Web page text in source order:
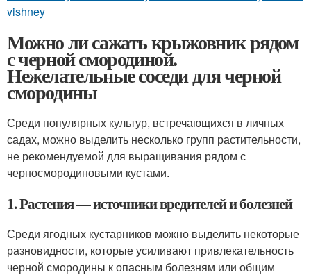
vishney
Можно ли сажать крыжовник рядом
с черной смородиной.
Нежелательные соседи для черной
смородины
Среди популярных культур, встречающихся в личных
садах, можно выделить несколько групп растительности,
не рекомендуемой для выращивания рядом с
черносмородиновыми кустами.
1. Растения — источники вредителей и болезней
Среди ягодных кустарников можно выделить некоторые
разновидности, которые усиливают привлекательность
черной смородины к опасным болезням или общим